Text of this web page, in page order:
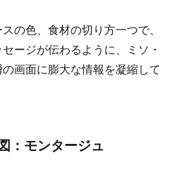
の色、食材の切り方一つで、
ージが伝わるように、ミソ・
画面に膨大な情報を凝縮して
：モンタージュ